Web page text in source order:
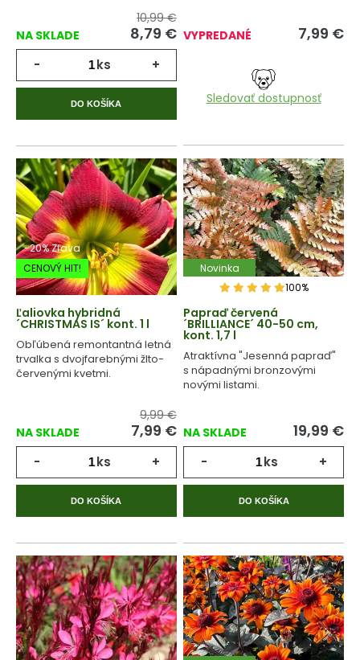
NA SKLADE
10,99 €
8,79 €
- ks +
DO KOŠÍKA
VYPREDANÉ 7,99 €
Sledovať dostupnosť
-20% Zľava
CENOVÝ HIT!
Ľaliovka hybridná
´CHRISTMAS IS´ kont. 1 l
Obľúbená remontantná letná
trvalka s dvojfarebnými žlto-
červenými kvetmi.
NA SKLADE
9,99 €
7,99 €
- ks +
DO KOŠÍKA
Novinka
100%
Papraď červená
´BRILLIANCE´ 40-50 cm,
kont. 1,7 l
Atraktívna "Jesenná papraď"
s nápadnými bronzovými
novými listami.
NA SKLADE 19,99 €
- ks +
DO KOŠÍKA